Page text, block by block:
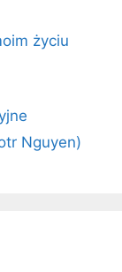
życiu
Nguyen)